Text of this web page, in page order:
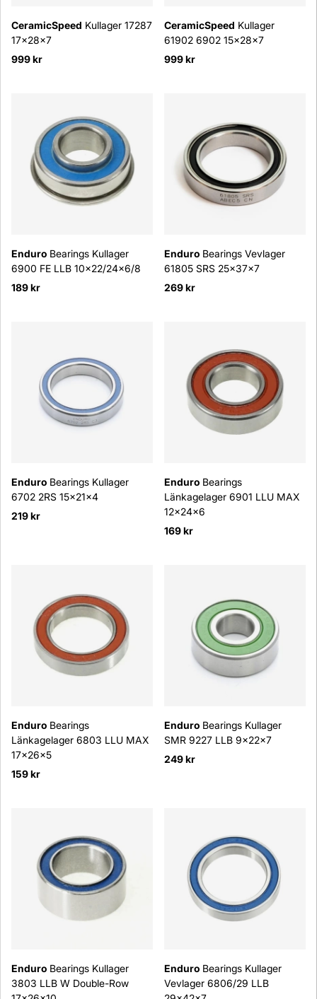
CeramicSpeed Kullager 17287
17x28x7
999 kr
CeramicSpeed Kullager
61902 6902 15x28x7
999 kr
Enduro Bearings Kullager
6900 FE LLB 10x22/24x6/8
189 kr
Enduro Bearings Vevlager
61805 SRS 25x37x7
269 kr
Enduro Bearings Kullager
6702 2RS 15x21x4
219 kr
Enduro Bearings
Länkagelager 6901 LLU MAX
12x24x6
169 kr
Enduro Bearings
Länkagelager 6803 LLU MAX
17x26x5
159 kr
Enduro Bearings Kullager
SMR 9227 LLB 9x22x7
249 kr
Enduro Bearings Kullager
3803 LLB W Double-Row
Enduro Bearings Kullager
Vevlager 6806/29 LLB